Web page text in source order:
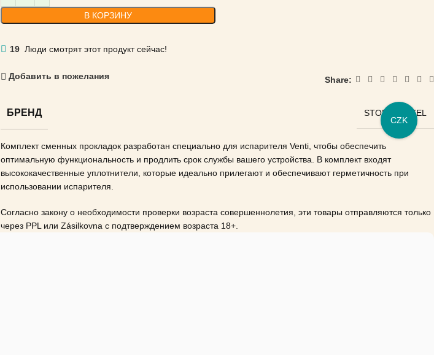
В КОРЗИНУ
19 Люди смотрят этот продукт сейчас!
Добавить в пожелания Share:
БРЕНД STORZ-BICKEL
Комплект сменных прокладок разработан специально для испарителя Venti, чтобы обеспечить
оптимальную функциональность и продлить срок службы вашего устройства. В комплект входят
высококачественные уплотнители, которые идеально прилегают и обеспечивают герметичность при
использовании испарителя.
Согласно закону о необходимости проверки возраста совершеннолетия, эти товары отправляются только
через PPL или Zásilkovna с подтверждением возраста 18+.
CZK